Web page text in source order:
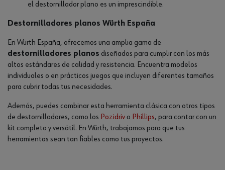
el destornillador plano es un imprescindible.
Destornilladores planos Würth España
En Würth España, ofrecemos una amplia gama de
destornilladores planos diseñados para cumplir con los más
altos estándares de calidad y resistencia. Encuentra modelos
individuales o en prácticos juegos que incluyen diferentes tamaños
para cubrir todas tus necesidades.
Además, puedes combinar esta herramienta clásica con otros tipos
de destornilladores, como los Pozidriv o Phillips, para contar con un
kit completo y versátil. En Würth, trabajamos para que tus
herramientas sean tan fiables como tus proyectos.